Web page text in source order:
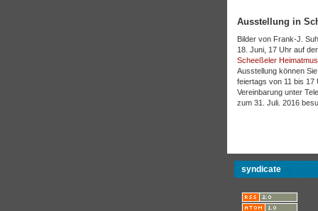
Ausstellung in
Bilder von Frank-J.
18. Juni, 17 Uhr auf
Scheeßeler
Ausstellung können
feiertags von 11 bis 17
Vereinbarung unter
zum 31. Juli. 2016
syndicate